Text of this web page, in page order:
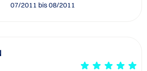
07/2011 bis 08/2011